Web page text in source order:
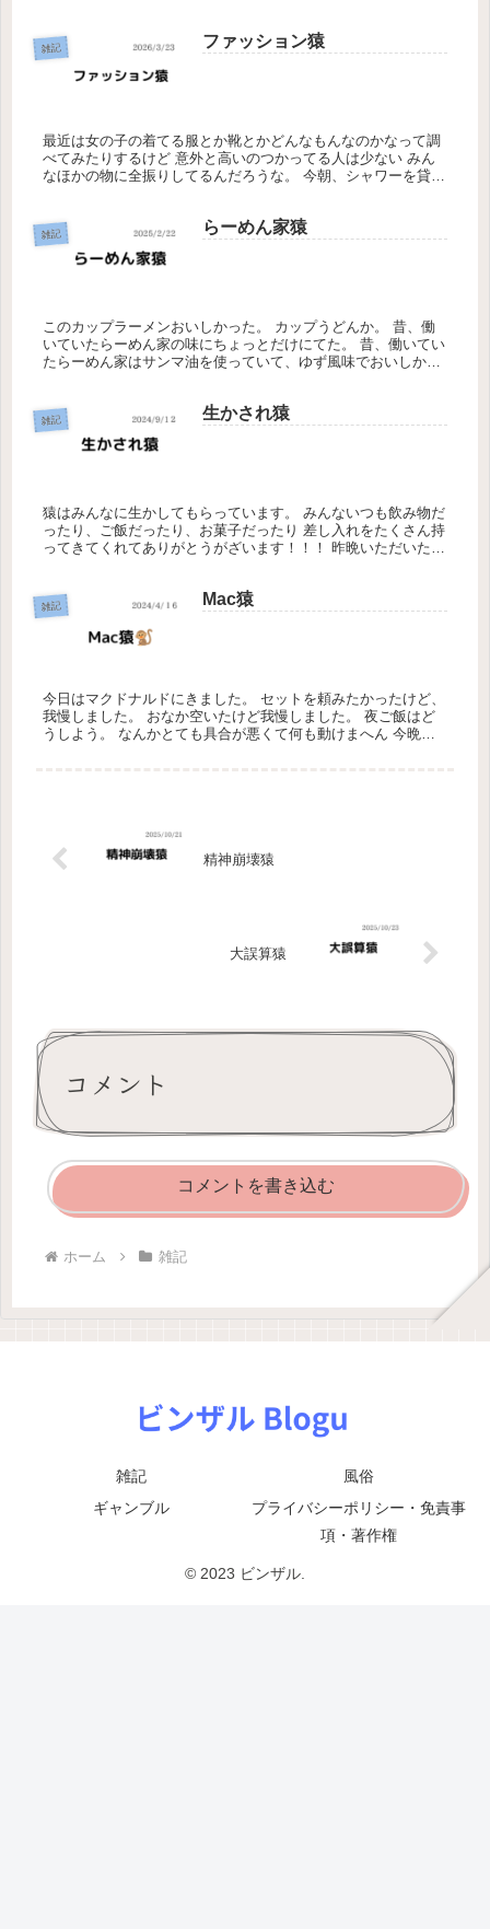
雑記 ファッション猿
最近は女の子の着てる服とか靴とかどんなもんなのかなって調
べてみたりするけど 意外と高いのつかってる人は少ない みん
なほかの物に全振りしてるんだろうな。 今朝、シャワーを貸し
雑記 らーめん家猿
このカップラーメンおいしかった。 カップうどんか。 昔、働
いていたらーめん家の味にちょっとだけにてた。 昔、働いてい
たらーめん家はサンマ油を使っていて、ゆず風味でおいしかっ
雑記 生かされ猿
猿はみんなに生かしてもらっています。 みんないつも飲み物だ
ったり、ご飯だったり、お菓子だったり 差し入れをたくさん持
ってきてくれてありがとうがざいます！！！ 昨晩いただいたこ
雑記 Mac猿
今日はマクドナルドにきました。 セットを頼みたかったけど、
我慢しました。 おなか空いたけど我慢しました。 夜ご飯はど
うしよう。 なんかとても具合が悪くて何も動けまへん 今晩乗
精神崩壊猿
大誤算猿
コメント
コメントを書き込む
ホーム 雑記
雑記
風俗
ギャンブル
プライバシーポリシー・免責事
項・著作権
© 2023 ビンザル.